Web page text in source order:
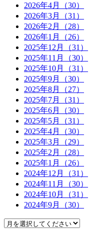
2026年4月（30）
2026年3月（31）
2026年2月（28）
2026年1月（26）
2025年12月（31）
2025年11月（30）
2025年10月（31）
2025年9月（30）
2025年8月（27）
2025年7月（31）
2025年6月（30）
2025年5月（31）
2025年4月（30）
2025年3月（29）
2025年2月（28）
2025年1月（26）
2024年12月（31）
2024年11月（30）
2024年10月（31）
2024年9月（30）